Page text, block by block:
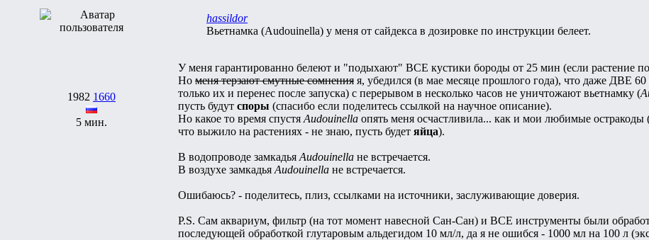
1982 1660
5 мин.
hassildor
Вьетнамка (Audouinella) у меня от сайдекса в дозировке по инструкции белеет.
У меня гарантированно белеют и "подыхают" ВСЕ кустики бороды от 25 мин (если растение
Но меня терзают смутные сомнения я, убедился (в мае месяце прошлого года), что даже ДВЕ
только их и перенес после запуска) с перерывом в несколько часов не уничтожают вьетнамку (
пусть будут споры (спасибо если поделитесь ссылкой на научное описание).
Но какое то время спустя Audouinella опять меня осчастливила... как и мои любимые
что выжило на растениях - не знаю, пусть будет яйца).
В водопроводе замкадья Audouinella не встречается.
В воздухе замкадья Audouinella не встречается.
Ошибаюсь? - поделитесь, плиз, ссылками на источники, заслуживающие доверия.
P.S. Сам аквариум, фильтр (на тот момент навесной Сан-Сан) и ВСЕ инструменты были
последующей обработкой глутаровым альдегидом 10 мл/л, да я не ошибся - 1000 мл на 100 л